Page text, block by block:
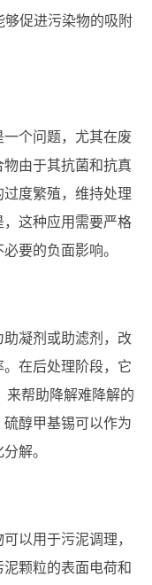
促进污染物的吸附
个问题，尤其在废
由于其抗菌和抗真
度繁殖，维持处理
这种应用需要严格
要的负面影响。
凝剂或助滤剂，改
在后处理阶段，它
来帮助降解难降解的
醇甲基锡可以作为
解。
以用于污泥调理，
颗粒的表面电荷和